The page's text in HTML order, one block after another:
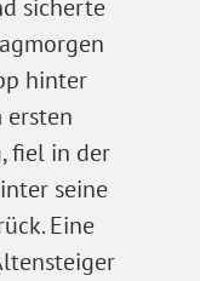
sicherte
hinter
ersten
fiel in der
seine
Eine